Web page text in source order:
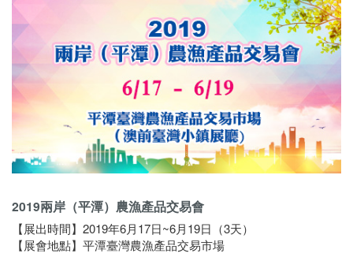
2019兩岸（平潭）農漁產品交易會
【展出時間】2019年6月17日~6月19日（3天）
【展會地點】平潭臺灣農漁產品交易市場